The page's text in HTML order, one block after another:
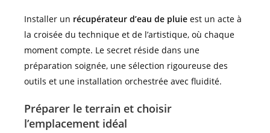
Installer un récupérateur d’eau de pluie est un acte à
la croisée du technique et de l’artistique, où chaque
moment compte. Le secret réside dans une
préparation soignée, une sélection rigoureuse des
outils et une installation orchestrée avec fluidité.
Préparer le terrain et choisir
l’emplacement idéal